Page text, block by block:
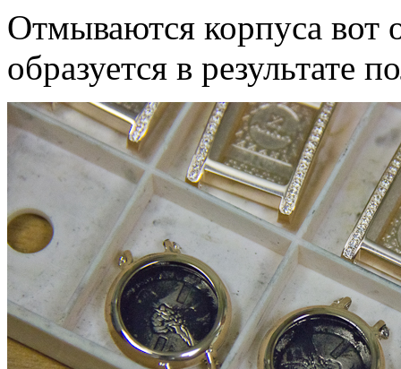
Отмываются корпуса вот
образуется в результате